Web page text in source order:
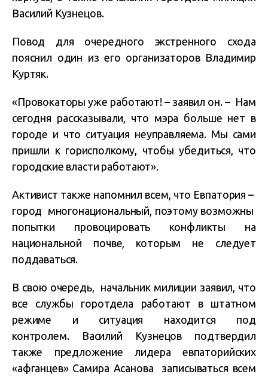
Василий Кузнецов.
Повод для очередного экстренного схода
пояснил один из его организаторов Владимир
Куртяк.
«Провокаторы уже работают! – заявил он. – Нам
сегодня рассказывали, что мэра больше нет в
городе и что ситуация неуправляема. Мы сами
пришли к горисполкому, чтобы убедиться, что
городские власти работают».
Активист также напомнил всем, что Евпатория –
город многонациональный, поэтому возможны
попытки провоцировать конфликты на
национальной почве, которым не следует
поддаваться.
В свою очередь, начальник милиции заявил, что
все службы горотдела работают в штатном
режиме и ситуация находится под
контролем. Василий Кузнецов подтвердил
также предложение лидера евпаторийских
«афганцев» Самира Асанова записываться всем